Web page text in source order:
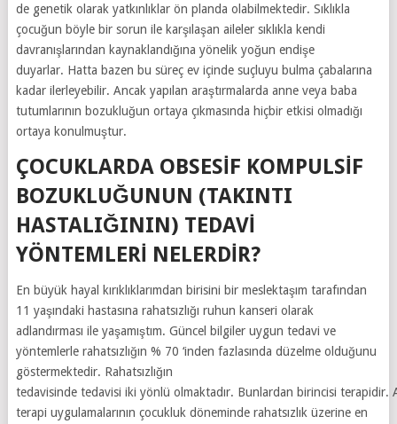
de genetik olarak yatkınlıklar ön planda olabilmektedir. Sıklıkla
çocuğun böyle bir sorun ile karşılaşan aileler sıklıkla kendi
davranışlarından kaynaklandığına yönelik yoğun endişe
duyarlar. Hatta bazen bu süreç ev içinde suçluyu bulma çabalarına
kadar ilerleyebilir. Ancak yapılan araştırmalarda anne veya baba
tutumlarının bozukluğun ortaya çıkmasında hiçbir etkisi olmadığı
ortaya konulmuştur.
ÇOCUKLARDA OBSESIF KOMPULSIF
BOZUKLUĞUNUN (TAKINTI
HASTALIĞININ) TEDAVI
YÖNTEMLERI NELERDIR?
En büyük hayal kırıklıklarımdan birisini bir meslektaşım tarafından
11 yaşındaki hastasına rahatsızlığı ruhun kanseri olarak
adlandırması ile yaşamıştım. Güncel bilgiler uygun tedavi ve
yöntemlerle rahatsızlığın % 70 ‘inden fazlasında düzelme olduğunu
göstermektedir. Rahatsızlığın
tedavisinde tedavisi iki yönlü olmaktadır. Bunlardan birincisi terapidir.
terapi uygulamalarının çocukluk döneminde rahatsızlık üzerine en